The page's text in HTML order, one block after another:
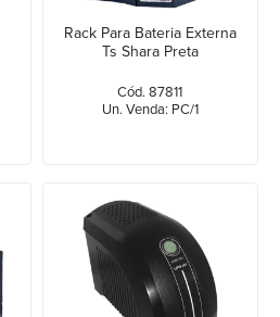
Rack Para Bateria Externa
Ts Shara Preta
Cód. 87811
Un. Venda: PC/1